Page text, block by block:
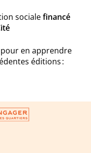
socialefinancé
pour en apprendre
éditions :